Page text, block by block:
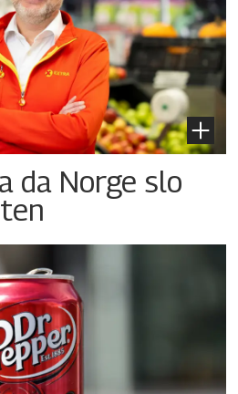
da Norge slo